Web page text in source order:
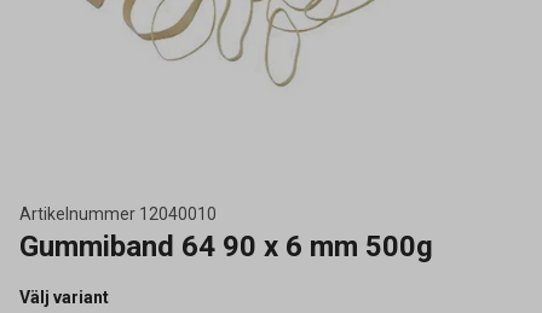
Artikelnummer 12040010
Gummiband 64 90 x 6 mm 500g
Välj variant